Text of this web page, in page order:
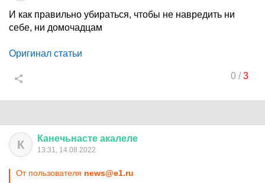
И как правильно убираться, чтобы не навредить ни
себе, ни домочадцам
Оригинал статьи
0/3
К Канечьнасте акалеле
13:31, 14.08.2022
От пользователя news@e1.ru